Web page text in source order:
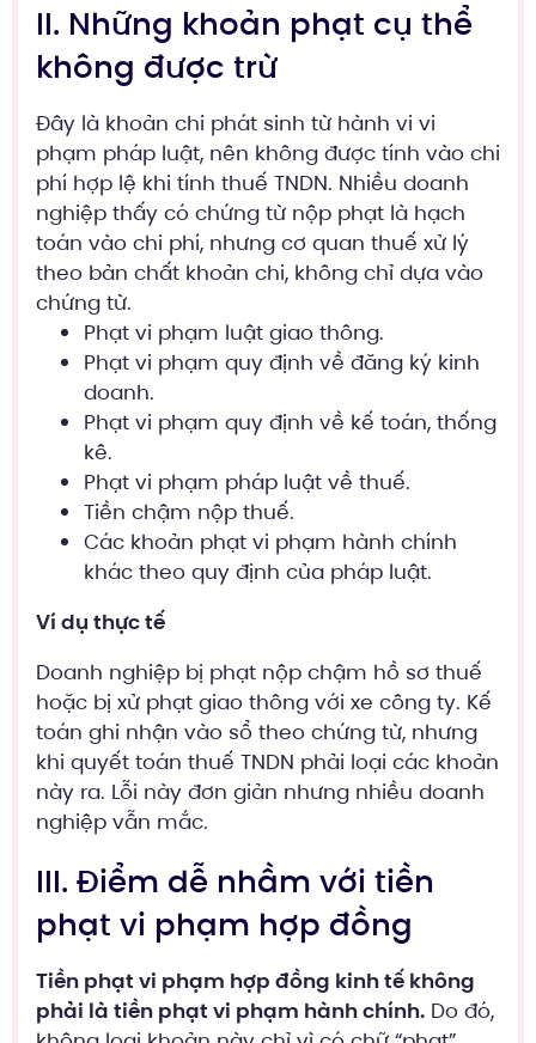
II. Những khoản phạt cụ thể
không được trừ
Đây là khoản chi phát sinh từ hành vi vi
phạm pháp luật, nên không được tính vào chi
phí hợp lệ khi tính thuế TNDN. Nhiều doanh
nghiệp thấy có chứng từ nộp phạt là hạch
toán vào chi phí, nhưng cơ quan thuế xử lý
theo bản chất khoản chi, không chỉ dựa vào
chứng từ.
Phạt vi phạm luật giao thông.
Phạt vi phạm quy định về đăng ký kinh
doanh.
Phạt vi phạm quy định về kế toán, thống
kê.
Phạt vi phạm pháp luật về thuế.
Tiền chậm nộp thuế.
Các khoản phạt vi phạm hành chính
khác theo quy định của pháp luật.
Ví dụ thực tế
Doanh nghiệp bị phạt nộp chậm hồ sơ thuế
hoặc bị xử phạt giao thông với xe công ty. Kế
toán ghi nhận vào sổ theo chứng từ, nhưng
khi quyết toán thuế TNDN phải loại các khoản
này ra. Lỗi này đơn giản nhưng nhiều doanh
nghiệp vẫn mắc.
III. Điểm dễ nhầm với tiền
phạt vi phạm hợp đồng
Tiền phạt vi phạm hợp đồng kinh tế không
phải là tiền phạt vi phạm hành chính. Do đó,